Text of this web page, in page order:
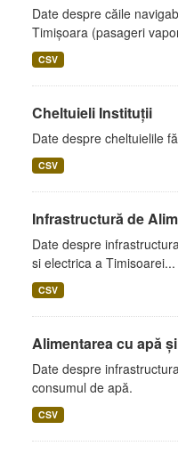
Date despre căile
Timișoara (pasageri
CSV
Cheltuieli Instituții
Date despre cheltuielile
CSV
Infrastructură de
Date despre
si electrica a Timisoarei...
CSV
Alimentarea cu apă
Date despre
consumul de apă.
CSV